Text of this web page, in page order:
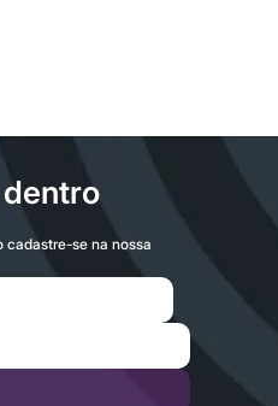
cadastre-se na nossa